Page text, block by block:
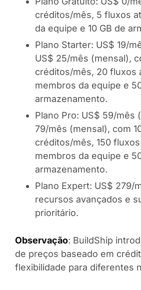
créditos/mês, 5 fluxos
da equipe e 10 GB de
Plano Starter: US$ 19/
US$ 25/mês (mensal),
créditos/mês, 20 fluxos
membros da equipe e
armazenamento.
Plano Pro: US$ 59/mês
79/mês (mensal), com
créditos/mês, 150
membros da equipe e
armazenamento.
Plano Expert: US$ 279/
recursos avançados e
prioritário.
Observação: BuildShip
de preços baseado em
flexibilidade para diferentes